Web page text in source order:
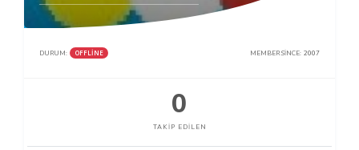
DURUM: OFFLINE MEMBER SINCE: 2007
0
TAKIP EDILEN